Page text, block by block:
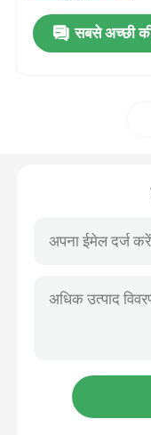
सबसे अच्छी